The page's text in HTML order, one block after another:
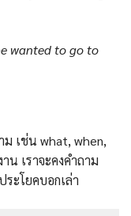
wanted to go to
เช่น what, when,
น เราจะคงคำถาม
ะโยคบอกเล่า